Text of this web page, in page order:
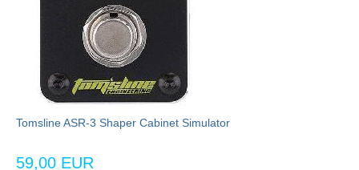
Tomsline ASR-3 Shaper Cabinet Simulator
59,00 EUR